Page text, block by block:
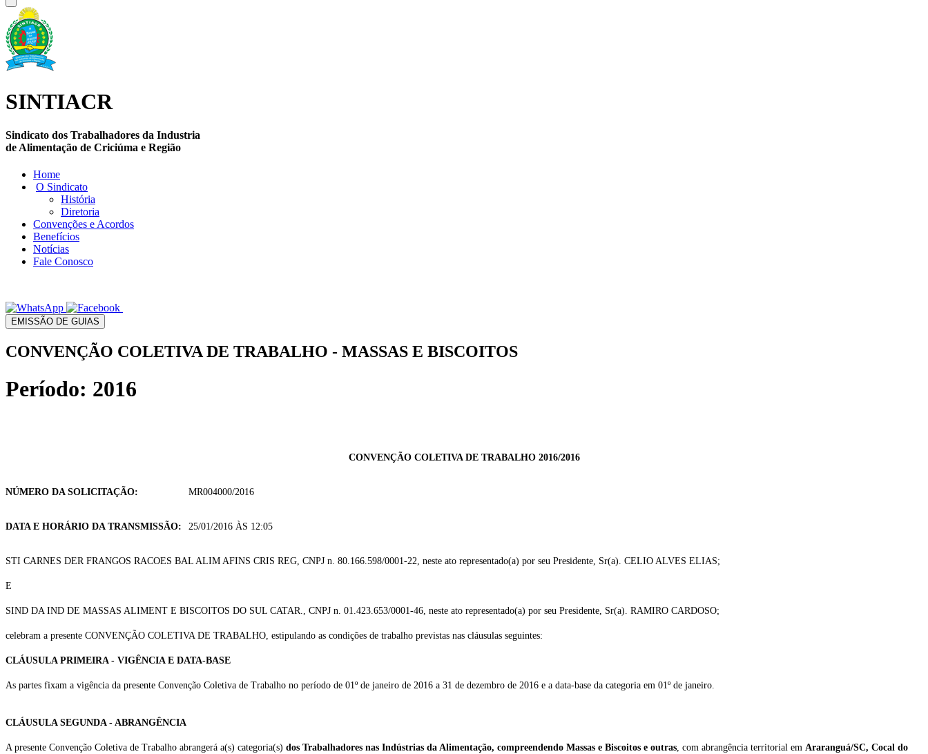
SINTIACR
Sindicato dos Trabalhadores da Industria
de Alimentação de Criciúma e Região
Home
O Sindicato
História
Diretoria
Convenções e Acordos
Benefícios
Notícias
Fale Conosco
EMISSÃO DE GUIAS
CONVENÇÃO COLETIVA DE TRABALHO - MASSAS E BISCOITOS
Período: 2016
CONVENÇÃO COLETIVA DE TRABALHO 2016/2016
NÚMERO DA SOLICITAÇÃO: MR004000/2016
DATA E HORÁRIO DA TRANSMISSÃO: 25/01/2016 ÀS 12:05
STI CARNES DER FRANGOS RACOES BAL ALIM AFINS CRIS REG, CNPJ n. 80.166.598/0001-22, neste ato representado(a) por seu Presidente, Sr(a). CELIO ALVES ELIAS;
E
SIND DA IND DE MASSAS ALIMENT E BISCOITOS DO SUL CATAR., CNPJ n. 01.423.653/0001-46, neste ato representado(a) por seu Presidente, Sr(a). RAMIRO CARDOSO;
celebram a presente CONVENÇÃO COLETIVA DE TRABALHO, estipulando as condições de trabalho previstas nas cláusulas seguintes:
CLÁUSULA PRIMEIRA - VIGÊNCIA E DATA-BASE
As partes fixam a vigência da presente Convenção Coletiva de Trabalho no período de 01º de janeiro de 2016 a 31 de dezembro de 2016 e a data-base da categoria em 01º de janeiro.
CLÁUSULA SEGUNDA - ABRANGÊNCIA
A presente Convenção Coletiva de Trabalho abrangerá a(s) categoria(s) dos Trabalhadores nas Indústrias da Alimentação, compreendendo Massas e Biscoitos e outras, com abrangência territorial em Araranguá/SC, Cocal do